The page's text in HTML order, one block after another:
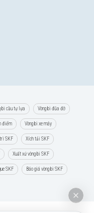
bi cầu tự lựa Vòng bi đũa đỡ
điểm Vòng bi xe máy
SKF Xích tải SKF
Xuất xứ vòng bi SKF
SKF Báo giá vòng bi SKF